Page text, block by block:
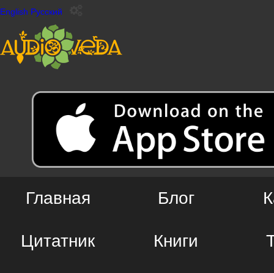
English Русский
Главная Блог
Цитатник Книги